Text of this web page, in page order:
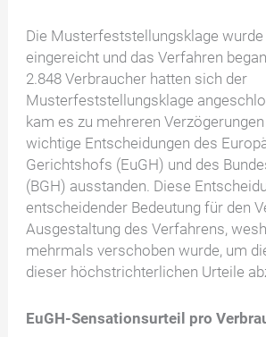
Die Musterfeststellungsklage wurde
eingereicht und das Verfahren
2.848 Verbraucher hatten sich der
Musterfeststellungsklage
kam es zu mehreren
wichtige Entscheidungen des
Gerichtshofs (EuGH) und des
(BGH) ausstanden. Diese
entscheidender Bedeutung für den
Ausgestaltung des Verfahrens,
mehrmals verschoben wurde, um
dieser höchstrichterlichen Urteile
EuGH-Sensationsurteil pro